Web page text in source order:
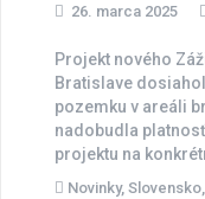
26. marca 2025
Projekt nového
Bratislave
pozemku v areáli
nadobudla
projektu na
Novinky, Slovensko,